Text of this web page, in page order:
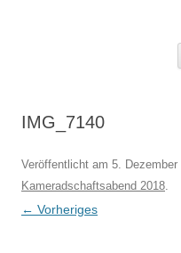
IMG_7140
Veröffentlicht am 5. Dezember
Kameradschaftsabend 2018.
← Vorheriges